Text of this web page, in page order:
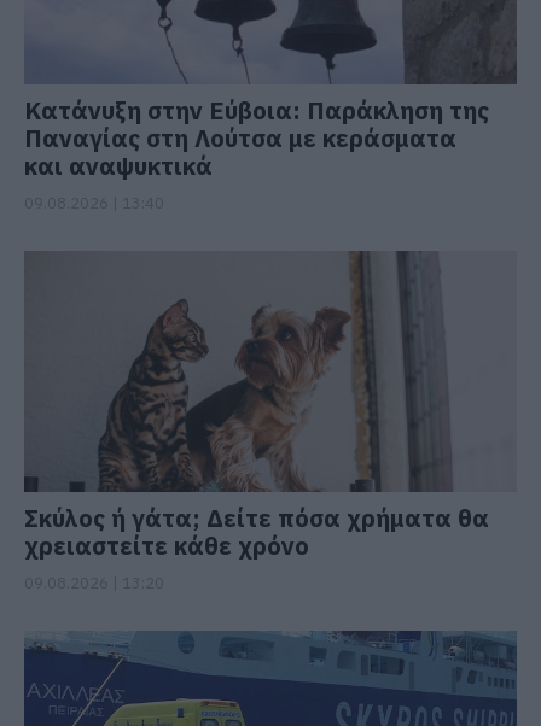
Κατάνυξη στην Εύβοια: Παράκληση της
Παναγίας στη Λούτσα με κεράσματα
και αναψυκτικά
Σκύλος ή γάτα; Δείτε πόσα χρήματα θα
χρειαστείτε κάθε χρόνο